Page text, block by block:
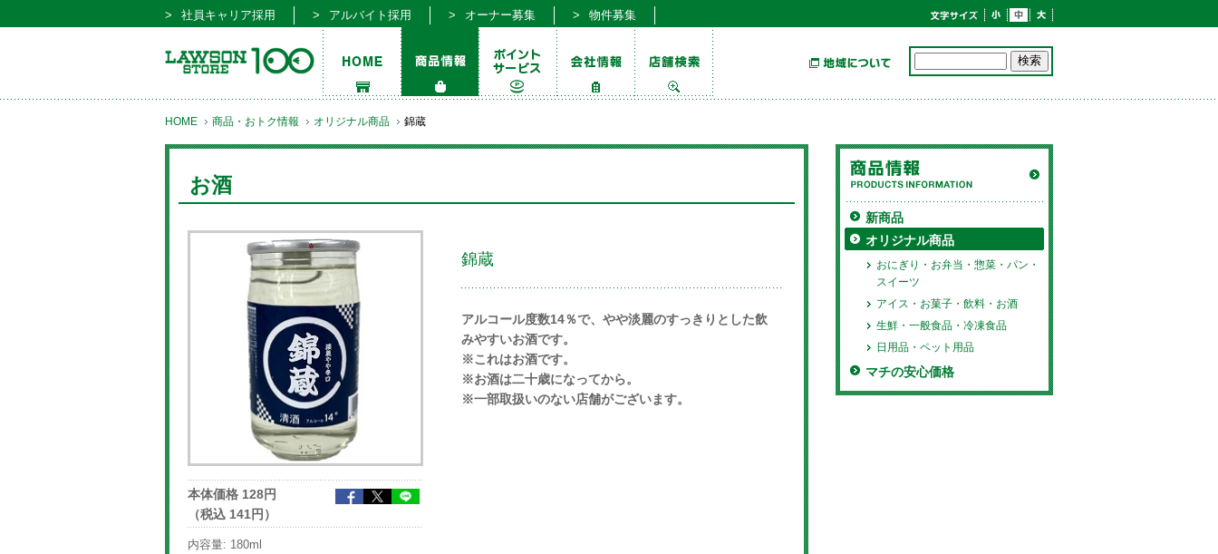
社員キャリア採用 アルバイト採用 オーナー募集 物件募集
HOME 商品・おトク情報 オリジナル商品 錦蔵
お酒
錦蔵
アルコール度数14％で、やや淡麗のすっきりとした飲
みやすいお酒です。
※これはお酒です。
※お酒は二十歳になってから。
※一部取扱いのない店舗がございます。
本体価格 128円
（税込 141円）
内容量: 180ml
新商品
オリジナル商品
おにぎり・お弁当・惣菜・パン・
スイーツ
アイス・お菓子・飲料・お酒
生鮮・一般食品・冷凍食品
日用品・ペット用品
マチの安心価格